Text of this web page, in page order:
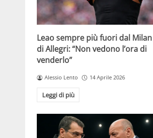
Leao sempre più fuori dal Milan
di Allegri: “Non vedono l’ora di
venderlo”
Alessio Lento 14 Aprile 2026
Leggi di più